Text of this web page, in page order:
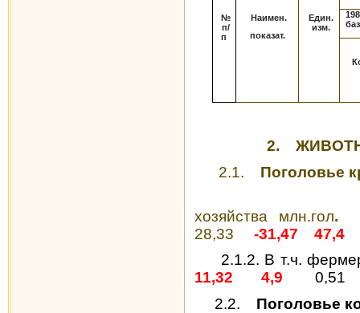
№
п/
п
Наимен.
показат.
Един.
изм.
2.
2.1.
Поголовье
хозяйства млн.гол.
28,33
-31,47
47,4
2.1.2. В т.ч.
11,32
4,9
0,51
2.2.
Поголовье